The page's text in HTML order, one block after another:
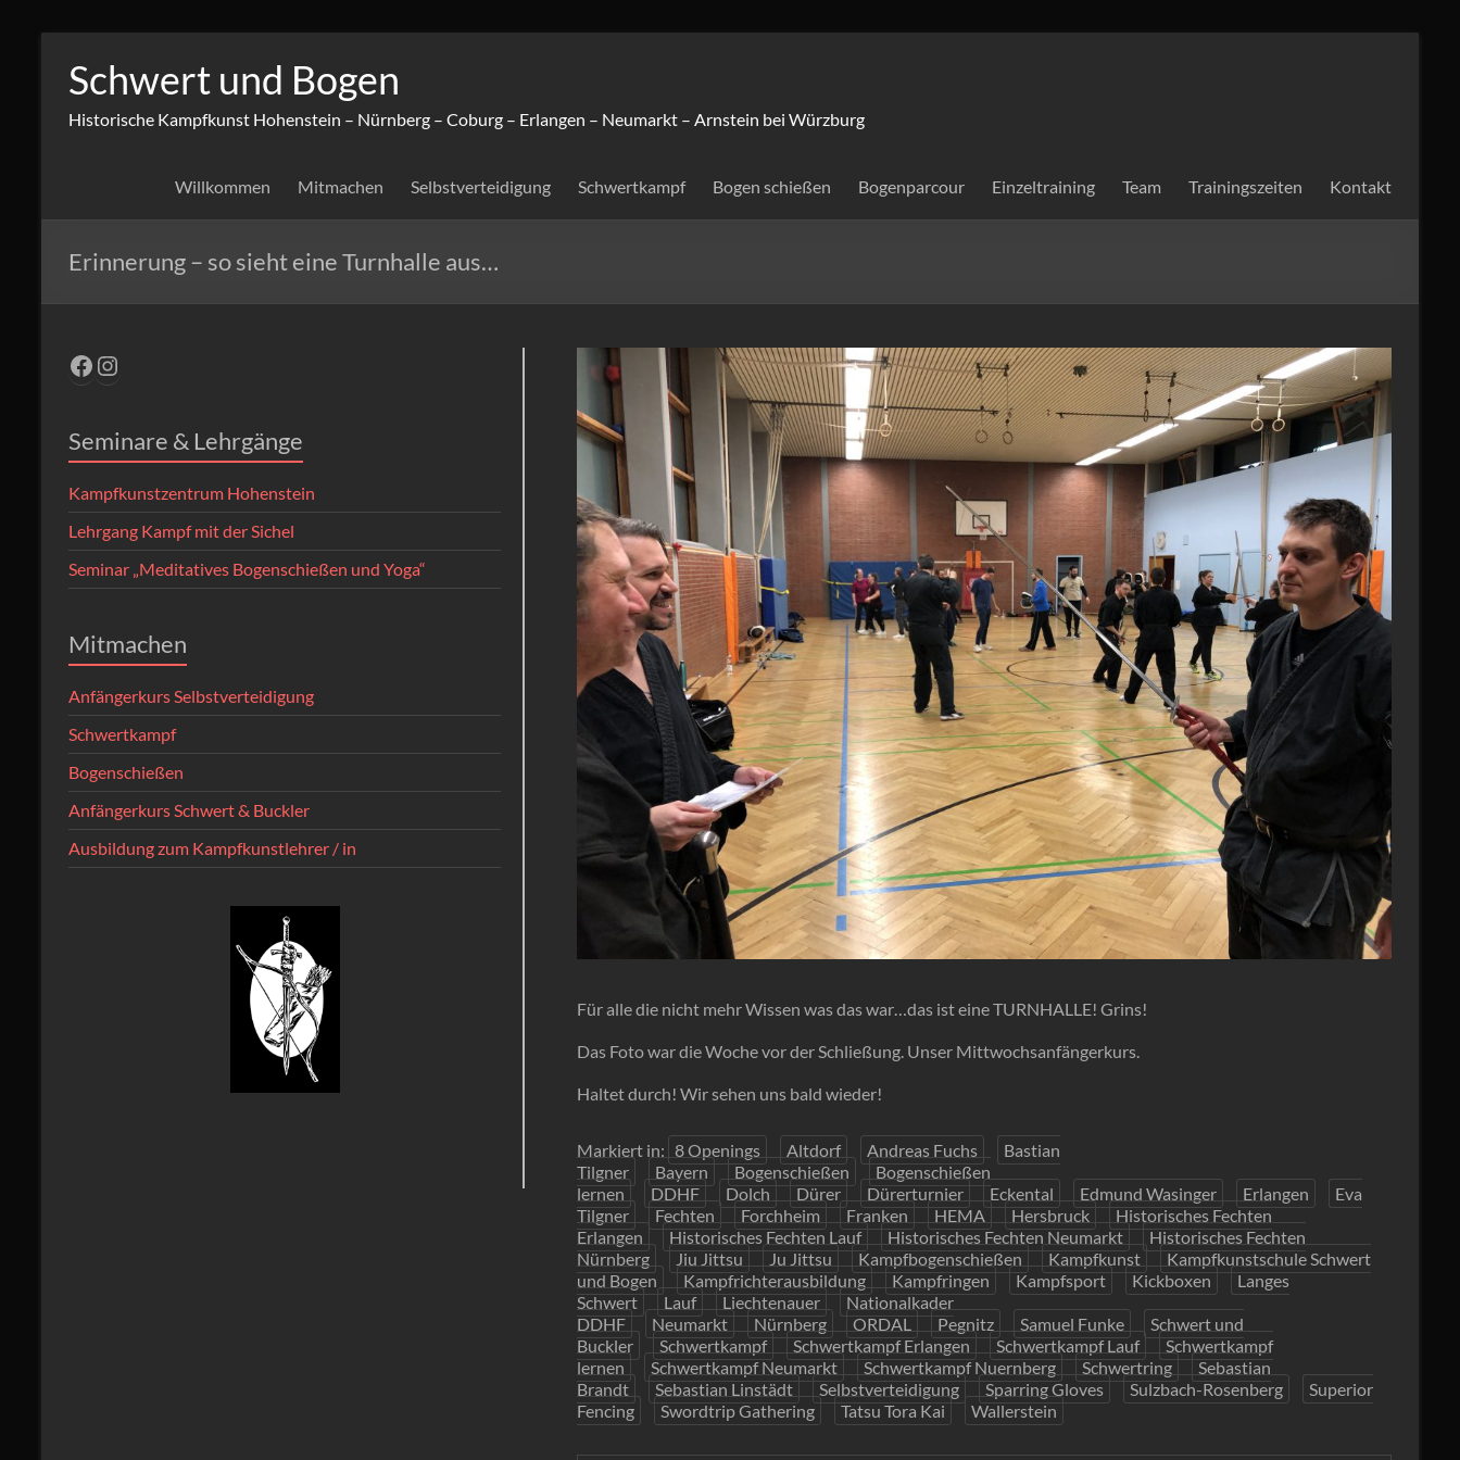
Inhalt
springen
Schwert und Bogen
Historische Kampfkunst Hohenstein – Nürnberg – Coburg – Erlangen – Neumarkt – Arnstein bei Würzburg
Willkommen Mitmachen Selbstverteidigung Schwertkampf Bogen schießen Bogenparcour Einzeltraining Team Trainingszeiten Kontakt
Erinnerung – so sieht eine Turnhalle aus…
Für alle die nicht mehr Wissen was das war…das ist eine TURNHALLE! Grins!
Das Foto war die Woche vor der Schließung. Unser Mittwochsanfängerkurs.
Haltet durch! Wir sehen uns bald wieder!
Markiert in: 8 Openings Altdorf Andreas Fuchs
Bastian
Tilgner
Bayern Bogenschießen
Bogenschießen
lernen
DDHF Dolch Dürer Dürerturnier Eckental Edmund Wasinger Erlangen
Eva
Tilgner
Fechten Forchheim Franken HEMA Hersbruck
Historisches Fechten
Erlangen
Historisches Fechten Lauf Historisches Fechten Neumarkt
Historisches Fechten
Nürnberg
Jiu Jittsu Ju Jittsu Kampfbogenschießen Kampfkunst
Kampfkunstschule Schwert
und Bogen
Kampfrichterausbildung Kampfringen Kampfsport Kickboxen
Langes
Schwert
Lauf Liechtenauer
Nationalkader
DDHF
Neumarkt Nürnberg ORDAL Pegnitz Samuel Funke
Schwert und
Buckler
Schwertkampf Schwertkampf Erlangen Schwertkampf Lauf
Schwertkampf
lernen
Schwertkampf Neumarkt Schwertkampf Nuernberg Schwertring
Sebastian
Brandt
Sebastian Linstädt Selbstverteidigung Sparring Gloves Sulzbach-Rosenberg
Superior
Fencing
Swordtrip Gathering Tatsu Tora Kai Wallerstein
Facebook
Instagram
Seminare & Lehrgänge
Kampfkunstzentrum Hohenstein
Lehrgang Kampf mit der Sichel
Seminar „Meditatives Bogenschießen und Yoga“
Mitmachen
Anfängerkurs Selbstverteidigung
Schwertkampf
Bogenschießen
Anfängerkurs Schwert & Buckler
Ausbildung zum Kampfkunstlehrer / in